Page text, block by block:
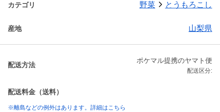
カテゴリ 野菜 とうもろこし
産地 山梨県
配送方法
ポケマル提携のヤマト便
配送区分:
配送料金（送料）
※離島などの例外はあります。詳細はこちら